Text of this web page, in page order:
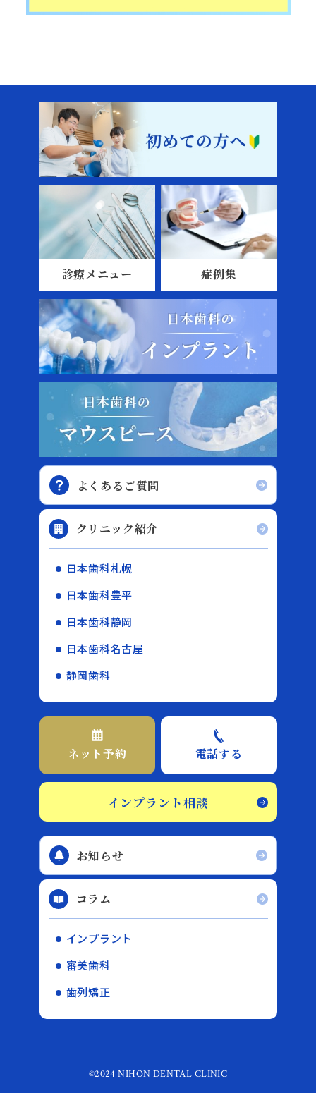
診療メニュー 症例集
よくあるご質問
クリニック紹介
日本歯科札幌
日本歯科豊平
日本歯科静岡
日本歯科名古屋
静岡歯科
ネット予約 電話する
インプラント相談
お知らせ
コラム
インプラント
審美歯科
歯列矯正
©2024 NIHON DENTAL CLINIC